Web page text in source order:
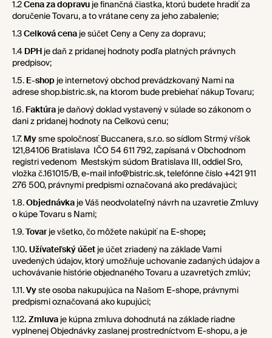
1.2 Cena za dopravu je finančná čiastka, ktorú budete hradiť za
doručenie Tovaru, a to vrátane ceny za jeho zabalenie;
1.3 Celková cena je súčet Ceny a Ceny za dopravu;
1.4 DPH je daň z pridanej hodnoty podľa platných právnych
predpisov;
1.5. E-shop je internetový obchod prevádzkovaný Nami na
adrese shop.bistric.sk, na ktorom bude prebiehať nákup Tovaru;
1.6. Faktúra je daňový doklad vystavený v súlade so zákonom o
dani z pridanej hodnoty na Celkovú cenu;
1.7. My sme spoločnosť Buccanera, s.r.o. so sídlom Strmý vŕšok
121,84106 Bratislava IČO 54 611 792, zapísaná v Obchodnom
registri vedenom Mestským súdom Bratislava III, oddiel Sro,
vložka č.161015/B, e-mail info@bistric.sk, telefónne číslo +421 911
276 500, právnymi predpismi označovaná ako predávajúci;
1.8. Objednávka je Váš neodvolateľný návrh na uzavretie Zmluvy
o kúpe Tovaru s Nami;
1.9. Tovarje všetko, čo môžete nakúpiť na E-shope;
1.10. Užívateľský účet je účet zriadený na základe Vami
uvedených údajov, ktorý umožňuje uchovanie zadaných údajov a
uchovávanie histórie objednaného Tovaru a uzavretých zmlúv;
1.11. Vy ste osoba nakupujúca na Našom E-shope, právnymi
predpismi označovaná ako kupujúci;
1.12. Zmluva je kúpna zmluva dohodnutá na základe riadne
vyplnenej Objednávky zaslanej prostredníctvom E-shopu, a je